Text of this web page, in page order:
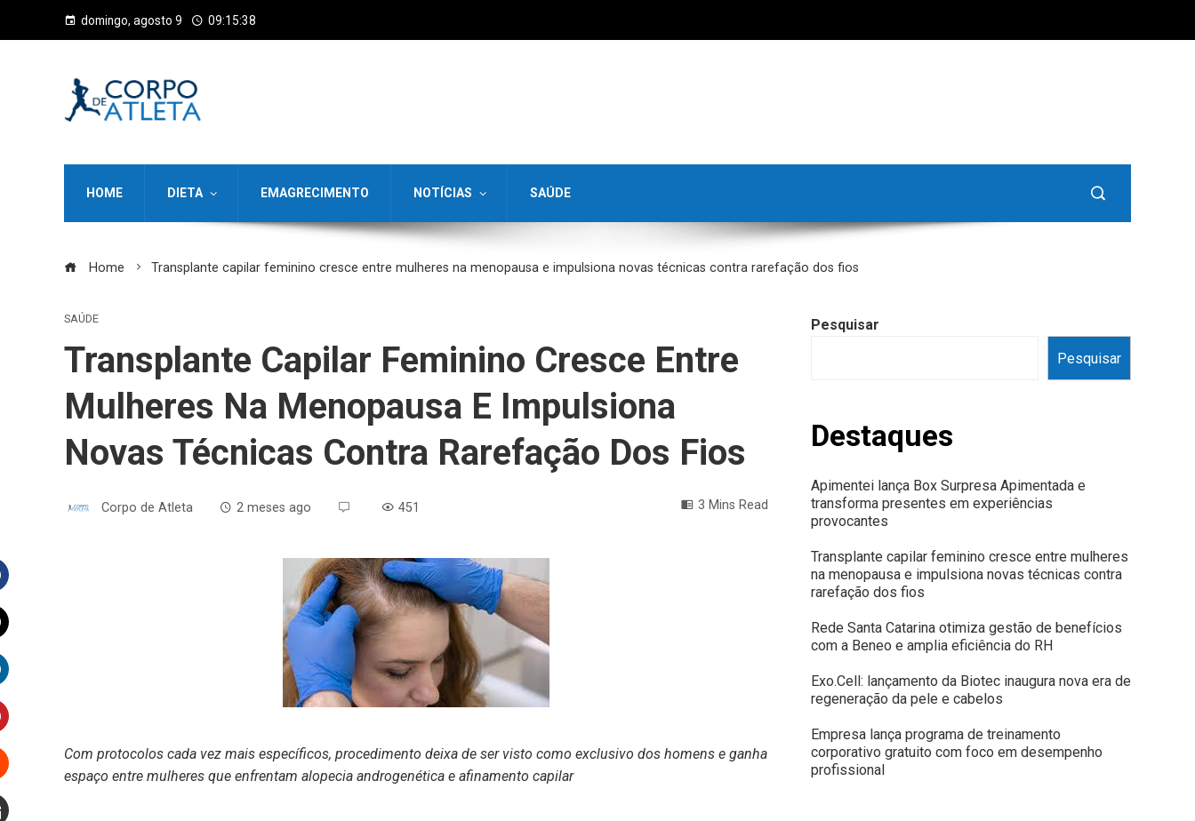
domingo, agosto 9 09:15:39
HOME DIETA EMAGRECIMENTO NOTÍCIAS SAÚDE
Home Transplante capilar feminino cresce entre mulheres na menopausa e impulsiona novas técnicas contra rarefação dos fios
SAÚDE
Transplante Capilar Feminino Cresce Entre
Mulheres Na Menopausa E Impulsiona
Novas Técnicas Contra Rarefação Dos Fios
Corpo de Atleta 2 meses ago 451 3 Mins Read
Com protocolos cada vez mais específicos, procedimento deixa de ser visto como exclusivo dos homens e ganha
espaço entre mulheres que enfrentam alopecia androgenética e afinamento capilar
Pesquisar
Pesquisar
Destaques
Apimentei lança Box Surpresa Apimentada e
transforma presentes em experiências
provocantes
Transplante capilar feminino cresce entre mulheres
na menopausa e impulsiona novas técnicas contra
rarefação dos fios
Rede Santa Catarina otimiza gestão de benefícios
com a Beneo e amplia eficiência do RH
Exo.Cell: lançamento da Biotec inaugura nova era de
regeneração da pele e cabelos
Empresa lança programa de treinamento
corporativo gratuito com foco em desempenho
profissional